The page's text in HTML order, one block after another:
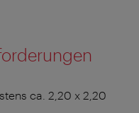
ca. 2,20 x 2,20